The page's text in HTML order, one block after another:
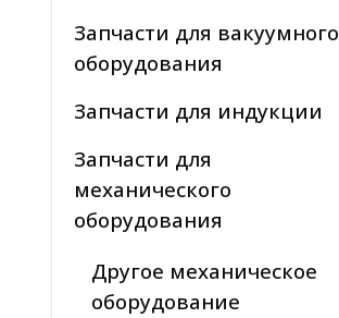
Запчасти для вакуумного
оборудования
Запчасти для индукции
Запчасти для
механического
оборудования
Другое механическое
оборудование